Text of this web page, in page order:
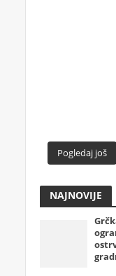
Pogledaj još
NAJNOVIJE